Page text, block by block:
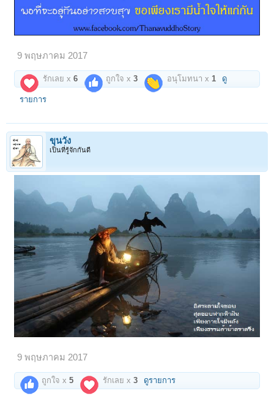
9 พฤษภาคม 2017
รักเลย x6 ถูกใจ x3 อนุโมทนา x 1 ดู
รายการ
ขุนวัง
เป็นที่รู้จักกันดี
9 พฤษภาคม 2017
ถูกใจ x5 รักเลย x3 ดูรายการ